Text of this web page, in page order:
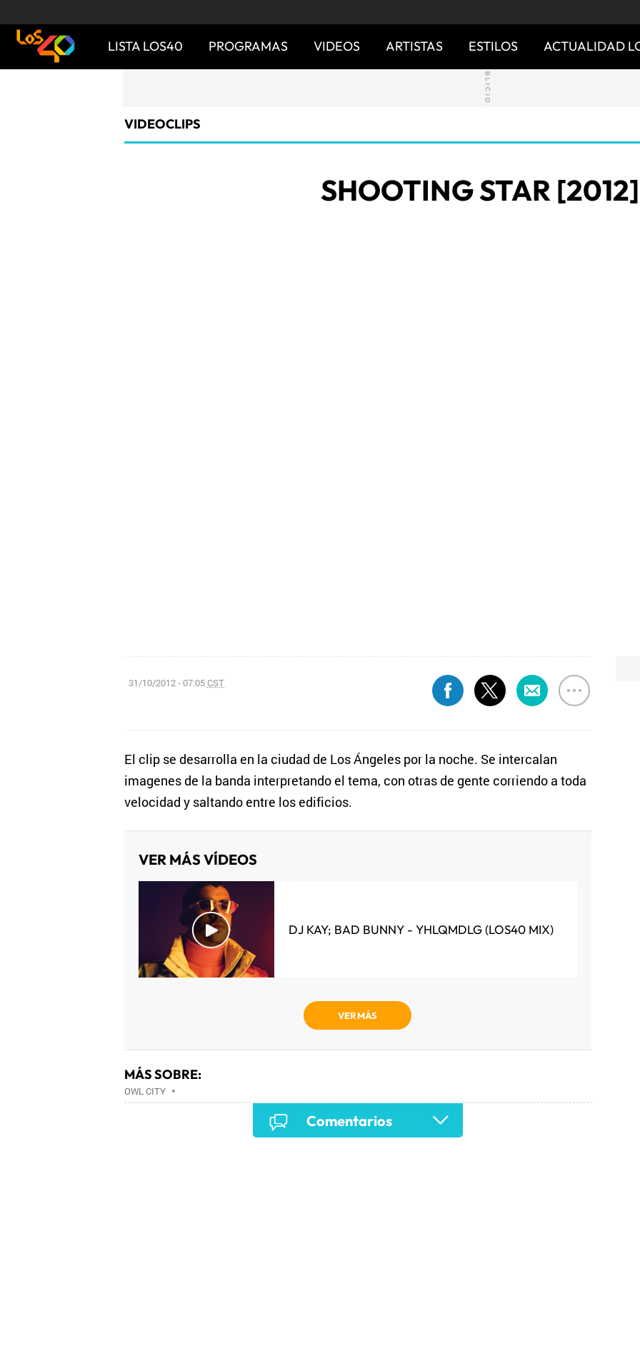
LISTA LOS40 PROGRAMAS VIDEOS ARTISTAS ESTILOS ACTUALIDAD
VIDEOCLIPS
SHOOTING STAR [2012]
31/10/2012 - 07:05CST
El clip se desarrolla en la ciudad de Los Ángeles por la noche. Se intercalan
imagenes de la banda interpretando el tema, con otras de gente corriendo a toda
velocidad y saltando entre los edificios.
VER MÁS VÍDEOS
DJ KAY; BAD BUNNY - YHLQMDLG (LOS40 MIX)
VER MÁS
MÁS SOBRE:
OWL CITY•
Comentarios